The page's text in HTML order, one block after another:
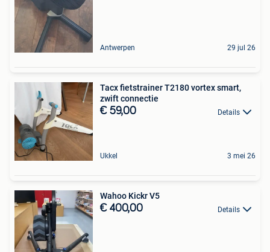
Antwerpen 29 jul 26
Tacx fietstrainer T2180 vortex smart,
zwift connectie
€ 59,00 Details
Ukkel 3 mei 26
Wahoo Kickr V5
€ 400,00 Details